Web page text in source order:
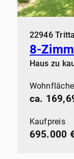
22946
Haus zu
Wohnfläche
ca.
Kaufpreis
695.000